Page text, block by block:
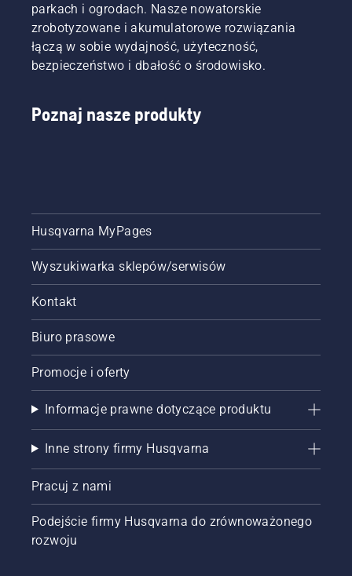
parkach i ogrodach. Nasze nowatorskie
zrobotyzowane i akumulatorowe rozwiązania
łączą w sobie wydajność, użyteczność,
bezpieczeństwo i dbałość o środowisko.
Poznaj nasze produkty
Husqvarna MyPages
Wyszukiwarka sklepów/serwisów
Kontakt
Biuro prasowe
Promocje i oferty
Informacje prawne dotyczące produktu
Inne strony firmy Husqvarna
Pracuj z nami
Podejście firmy Husqvarna do zrównoważonego
rozwoju